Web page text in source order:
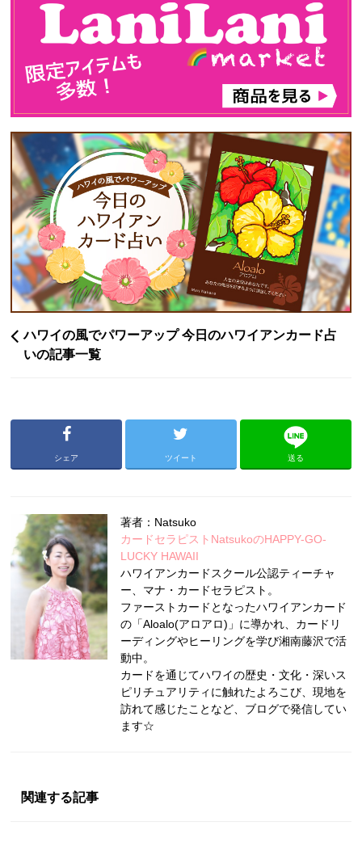
ハワイの風でパワーアップ 今日のハワイアンカード占
いの記事一覧
シェア ツイート 送る
著者：Natsuko
カードセラピストNatsukoのHAPPY-GO-
LUCKY HAWAII
ハワイアンカードスクール公認ティーチャ
ー、マナ・カードセラピスト。
ファーストカードとなったハワイアンカード
の「Aloalo(アロアロ)」に導かれ、カードリ
ーディングやヒーリングを学び湘南藤沢で活
動中。
カードを通じてハワイの歴史・文化・深いス
ピリチュアリティに触れたよろこび、現地を
訪れて感じたことなど、ブログで発信してい
ます☆
関連する記事